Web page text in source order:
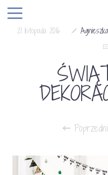
21 listopada 2016
Poprzedni